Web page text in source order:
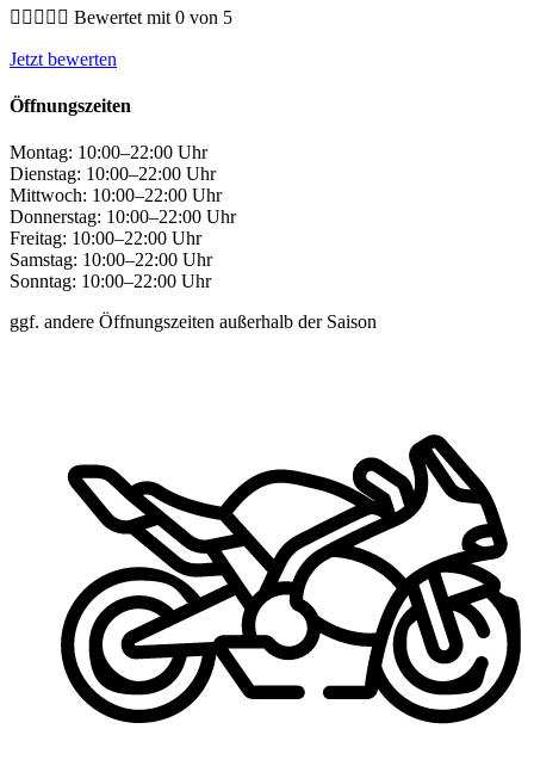
     Bewertet mit 0 von 5
Jetzt bewerten
Öffnungszeiten
Montag: 10:00–22:00 Uhr
Dienstag: 10:00–22:00 Uhr
Mittwoch: 10:00–22:00 Uhr
Donnerstag: 10:00–22:00 Uhr
Freitag: 10:00–22:00 Uhr
Samstag: 10:00–22:00 Uhr
Sonntag: 10:00–22:00 Uhr
ggf. andere Öffnungszeiten außerhalb der Saison